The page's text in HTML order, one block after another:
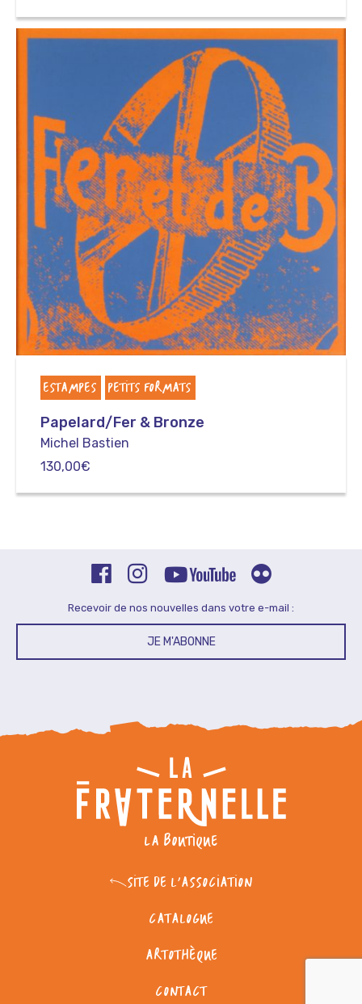
ESTAMPES PETITS FORMATS
Papelard/Fer & Bronze
Michel Bastien
130,00€
Recevoir de nos nouvelles dans votre e-mail :
JE M'ABONNE
LA BOUTIQUE
SITE DE L'ASSOCIATION
CATALOGUE
ARTOTHÈQUE
CONTACT